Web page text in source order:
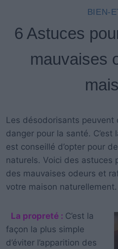
BIEN-
6 Astuces
mauvaises
Les désodorisants peuvent
danger pour la santé. C’est
est conseillé d’opter pour
naturels. Voici des astuces
des mauvaises odeurs et
votre maison naturellement.
La propreté : C’est la
façon la plus simple
d’éviter l’apparition des